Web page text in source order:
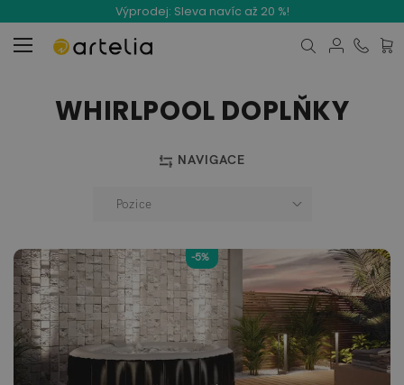
Výprodej: Sleva navíc až 20 %!
WHIRLPOOL DOPLŇKY
NAVIGACE
-5%